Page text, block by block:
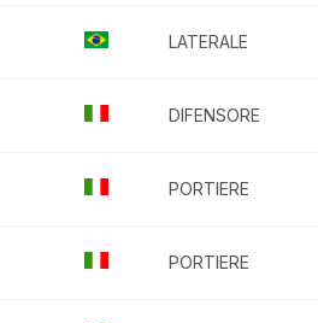
LATERALE
DIFENSORE
PORTIERE
PORTIERE